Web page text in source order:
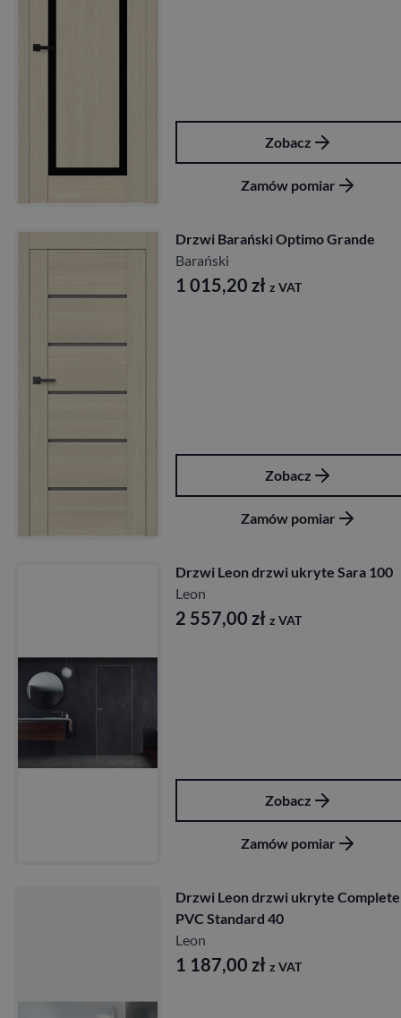
Zobacz
Zamów pomiar
Drzwi Barański Optimo Grande
Barański
1 015,20 zł z VAT
Zobacz
Zamów pomiar
Drzwi Leon drzwi ukryte Sara 100
Leon
2 557,00 zł z VAT
Zobacz
Zamów pomiar
Drzwi Leon drzwi ukryte Complete
PVC Standard 40
Leon
1 187,00 zł z VAT